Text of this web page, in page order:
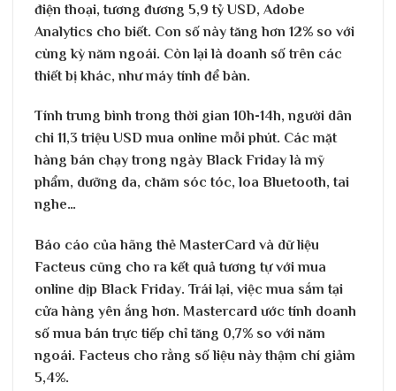
điện thoại, tương đương 5,9 tỷ USD, Adobe
Analytics cho biết. Con số này tăng hơn 12% so với
cùng kỳ năm ngoái. Còn lại là doanh số trên các
thiết bị khác, như máy tính để bàn.
Tính trung bình trong thời gian 10h-14h, người dân
chi 11,3 triệu USD mua online mỗi phút. Các mặt
hàng bán chạy trong ngày Black Friday là mỹ
phẩm, dưỡng da, chăm sóc tóc, loa Bluetooth, tai
nghe…
Báo cáo của hãng thẻ MasterCard và dữ liệu
Facteus cũng cho ra kết quả tương tự với mua
online dịp Black Friday. Trái lại, việc mua sắm tại
cửa hàng yên ắng hơn. Mastercard ước tính doanh
số mua bán trực tiếp chỉ tăng 0,7% so với năm
ngoái. Facteus cho rằng số liệu này thậm chí giảm
5,4%.